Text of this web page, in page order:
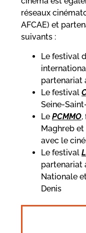
réseaux
AFCAE) et
suivants :
Le festival
partenariat
Le festival
Seine-
Le PCMMO,
Maghreb
avec le
Le festival
partenariat
Nationale
Denis